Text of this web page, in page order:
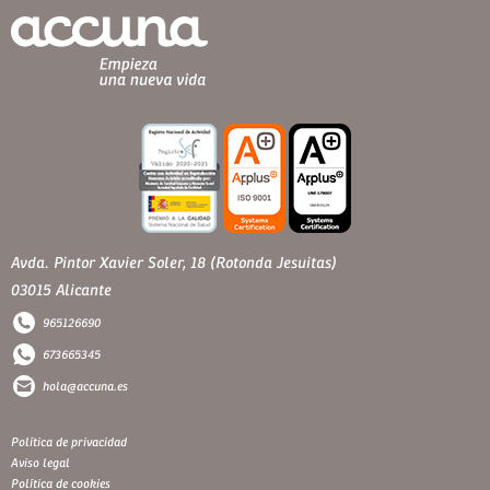
Avda. Pintor Xavier Soler, 18 (Rotonda Jesuitas)
03015 Alicante
965126690
673665345
hola@accuna.es
Política de privacidad
Aviso legal
Política de cookies